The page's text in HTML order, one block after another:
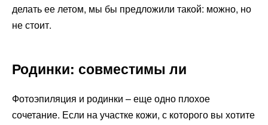
делать ее летом, мы бы предложили такой: можно, но
не стоит.
Родинки: совместимы ли
Фотоэпиляция и родинки – еще одно плохое
сочетание. Если на участке кожи, с которого вы хотите